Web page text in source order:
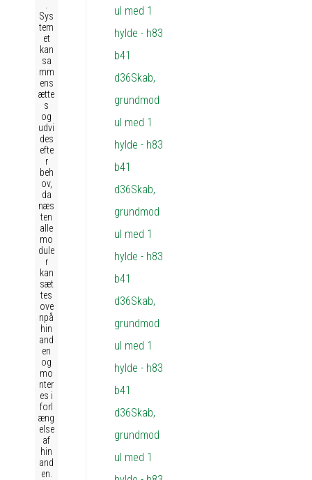
Sys
tem
et
kan
sa
mm
ens
ætte
s
og
udvi
des
efte
r
beh
ov,
da
næs
ten
alle
mo
dule
r
kan
sæt
tes
ove
npå
hin
and
en
og
mo
nter
es i
forl
æng
else
af
hin
and
en.